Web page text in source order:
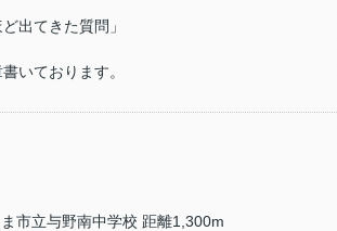
出てきた質問」
いております。
市立与野南中学校 距離1,300m